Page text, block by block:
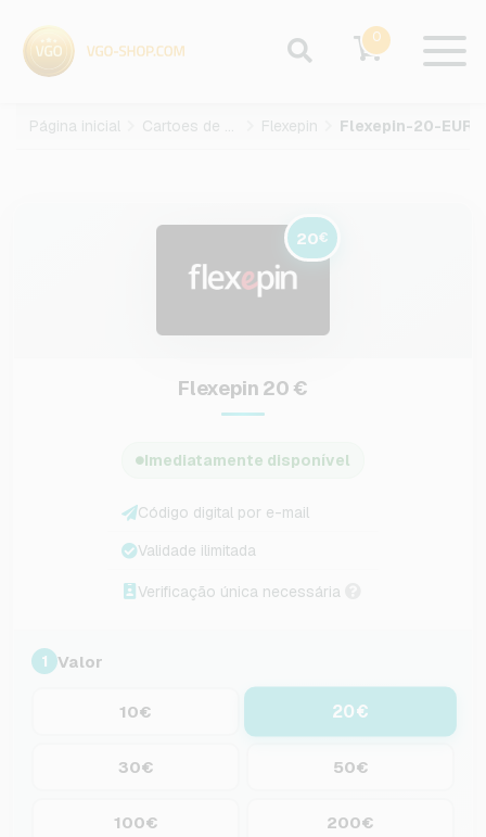
0
Página inicial Cartoes de pagamento Flexepin Flexepin-20-EUR
20€
Flexepin 20 €
Imediatamente disponível
Código digital por e-mail
Validade ilimitada
Verificação única necessária
1 Valor
10€ 20€
30€ 50€
100€ 200€